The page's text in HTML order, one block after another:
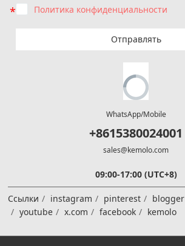
Политика конфиденциальности
Отправлять
WhatsApp/Mobile
+8615380024001
sales@kemolo.com
09:00-17:00 (UTC+8)
Ссылки instagram pinterest blogger
youtube
x.com facebook kemolo